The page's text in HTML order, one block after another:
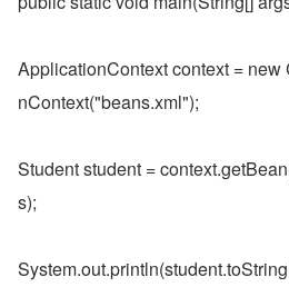
ApplicationContext context =
nContext("beans.xml");
Student student =
s);